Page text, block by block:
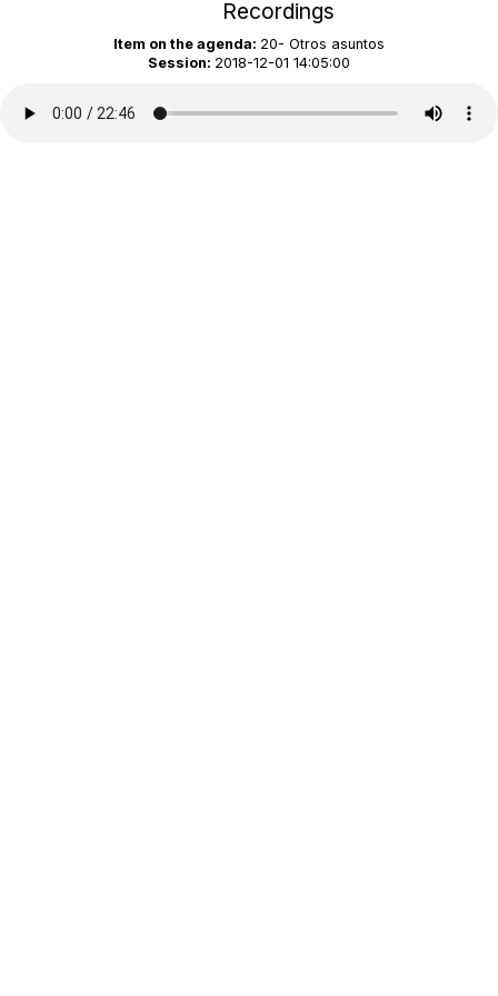
Recordings
Item on the agenda: 20- Otros asuntos
Session: 2018-12-01 14:05:00